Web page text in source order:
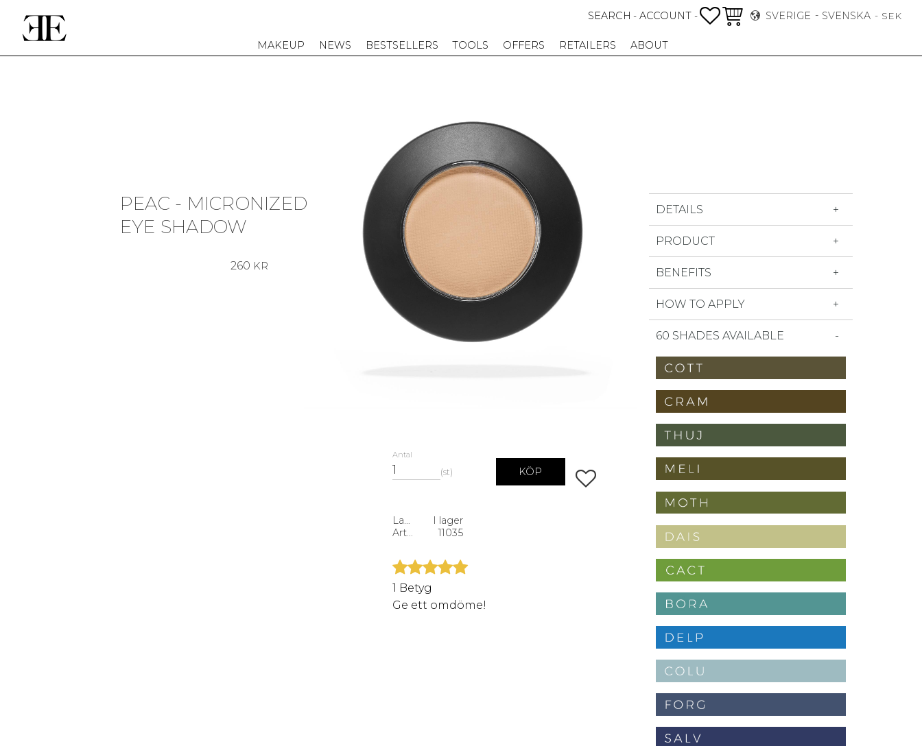
SEARCH - ACCOUNT - FAVORITER
KUNDVAGNSVERIGE SVENSKA SEK
MAKEUP NEWS BESTSELLERS TOOLS OFFERS RETAILERS ABOUT
PEAC - MICRONIZED
EYE SHADOW
DETAILS
PRODUCT
BENEFITS
HOW TO APPLY
60 SHADES AVAILABLE
260 KR
Antal
st KÖP Lägg till i favoriter
Lagerstatus
I lager
Artikelnr
11035
1 Betyg
Ge ett omdöme!